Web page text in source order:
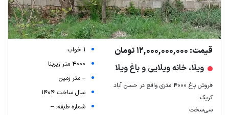
Leaflet| Map data ©ariamarz.com
قیمت: 12,000,000,000 تومان
ویلا، خانه ویلایی و باغ ویلا
فروش باغ 4000 متری واقع در حسن آباد
کریک
سی‌سخت
1 خواب
4000 متر زیربنا
-- متر زمین
سال ساخت 1404
شماره طبقه: --